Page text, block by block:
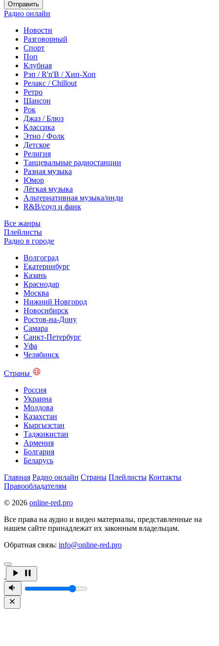
Отправить
Радио онлайн
Новости
Разговорный
Спорт
Поп
Клубная
Рэп / R'n'B / Хип-Хоп
Релакс / Chillout
Ретро
Шансон
Рок
Джаз / Блюз
Классика
Этно / Фолк
Детское
Религия
Танцевальные радиостанции
Разная музыка
Юмор
Лёгкая музыка
Альтернативная музыка/инди
R&B/cоул и фанк
Все жанры
Плейлисты
Радио в городе
Волгоград
Екатеринбург
Казань
Краснодар
Москва
Нижний Новгород
Новосибирск
Ростов-на-Дону
Самара
Санкт-Петербург
Уфа
Челябинск
Страны
Россия
Украина
Молдова
Казахстан
Кыргызстан
Таджикистан
Армения
Болгария
Беларусь
Главная Радио онлайн Страны Плейлисты Контакты
Правообладателям
© 2026 online-red.pro
Все права на аудио и видео материалы, представленные на
нашем сайте принадлежат их законным владельцам.
Обратная связь: info@online-red.pro